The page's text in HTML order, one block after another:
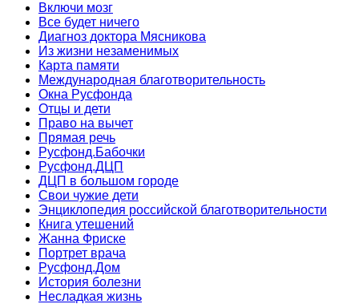
Включи мозг
Все будет ничего
Диагноз доктора Мясникова
Из жизни незаменимых
Карта памяти
Международная благотворительность
Окна Русфонда
Отцы и дети
Право на вычет
Прямая речь
Русфонд.Бабочки
Русфонд.ДЦП
ДЦП в большом городе
Свои чужие дети
Энциклопедия российской благотворительности
Книга утешений
Жанна Фриске
Портрет врача
Русфонд.Дом
История болезни
Несладкая жизнь